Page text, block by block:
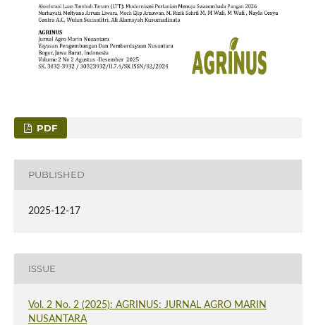
PDF
PUBLISHED
2025-12-17
ISSUE
Vol. 2 No. 2 (2025): AGRINUS: JURNAL AGRO MARIN
NUSANTARA